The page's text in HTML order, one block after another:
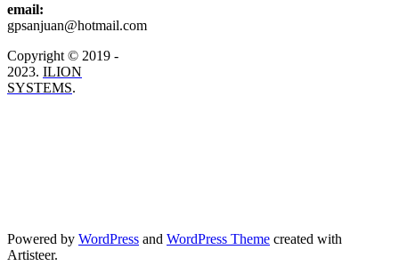
email:
gpsanjuan@hotmail.com
Copyright © 2019 -
2023. ILION
SYSTEMS.
Powered by WordPress and WordPress Theme created with
Artisteer.